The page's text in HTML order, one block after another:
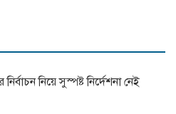
নির্বাচন নিয়ে সুস্পষ্ট নির্দেশনা নেই